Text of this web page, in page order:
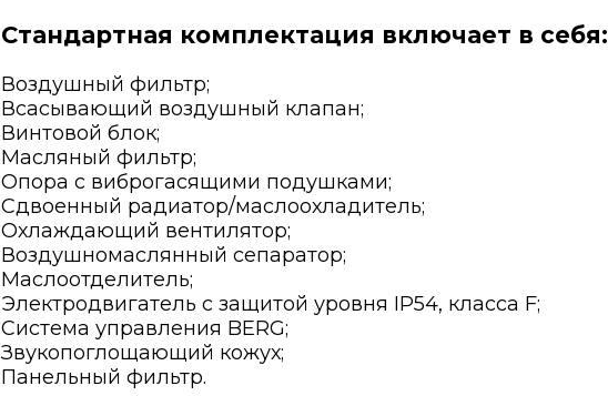
Стандартная комплектация включает в себя:
Воздушный фильтр;
Всасывающий воздушный клапан;
Винтовой блок;
Масляный фильтр;
Опора с виброгасящими подушками;
Сдвоенный радиатор/маслоохладитель;
Охлаждающий вентилятор;
Воздушномаслянный сепаратор;
Маслоотделитель;
Электродвигатель с защитой уровня IP54, класса F;
Система управления BERG;
Звукопоглощающий кожух;
Панельный фильтр.